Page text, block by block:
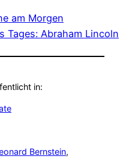
am Morgen
Tages: Abraham Lincoln
in:
Bernstein